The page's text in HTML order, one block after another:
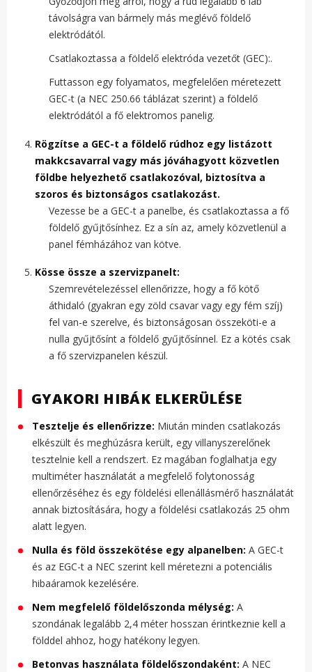
távolságra van bármely más meglévő földelő
elektródától.
Csatlakoztassa a földelő elektróda vezetőt (GEC):.
Futtasson egy folyamatos, megfelelően méretezett
GEC-t (a NEC 250.66 táblázat szerint) a földelő
elektródától a fő elektromos panelig.
Rögzítse a GEC-t a földelő rúdhoz egy listázott
makkcsavarral vagy más jóváhagyott közvetlen
földbe helyezhető csatlakozóval, biztosítva a
szoros és biztonságos csatlakozást.
Vezesse be a GEC-t a panelbe, és csatlakoztassa a fő
földelő gyűjtősínhez. Ez a sín az, amely közvetlenül a
panel fémházához van kötve.
Kösse össze a szervizpanelt:
Szemrevételezéssel ellenőrizze, hogy a fő kötő
áthidaló (gyakran egy zöld csavar vagy egy fém szíj)
fel van-e szerelve, és biztonságosan összeköti-e a
nulla gyűjtősínt a földelő gyűjtősínnel. Ez a kötés csak
a fő szervizpanelen készül.
GYAKORI HIBÁK ELKERÜLÉSE
Tesztelje és ellenőrizze: Miután minden csatlakozás
elkészült és meghúzásra került, egy villanyszerelőnek
tesztelnie kell a rendszert. Ez magában foglalhatja egy
multiméter használatát a megfelelő folytonosság
ellenőrzéséhez és egy földelési ellenállásmérő használatát
annak biztosítására, hogy a földelési csatlakozás 25 ohm
alatt legyen.
Nulla és föld összekötése egy alpanelben: A GEC-t
és az EGC-t a NEC szerint kell méretezni a potenciális
hibaáramok kezelésére.
Nem megfelelő földelőszonda mélység: A
szondának legalább 2,4 méter hosszan érintkeznie kell a
földdel ahhoz, hogy hatékony legyen.
Betonvas használata földelőszondaként: A NEC